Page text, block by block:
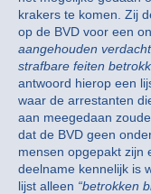
krakers te komen. Zij
op de BVD voor een
aangehouden
strafbare feiten
antwoord hierop een
waar de arrestanten
aan meegedaan
dat de BVD geen
mensen opgepakt zijn
deelname kennelijk is
lijst alleen “betrokken